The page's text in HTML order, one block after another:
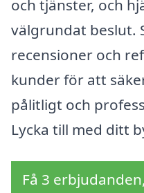
och tjänster, och
välgrundat beslut.
recensioner och
kunder för att
pålitligt och
Lycka till med ditt
Få 3